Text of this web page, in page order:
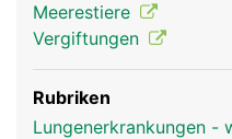
Meerestiere
Vergiftungen
Rubriken
Lungenerkrankungen -